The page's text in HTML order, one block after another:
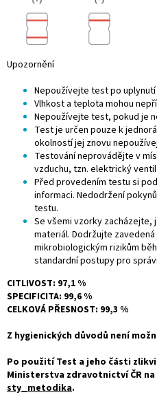
Upozornění
Nepoužívejte test po
Vlhkost a teplota mohou
Nepoužívejte test, pokud je
Test je určen pouze k
okolností jej znovu
Testování neprovádějte v
vzduchu, tzn. elektrický
Před provedením testu si
informaci. Nedodržení
testu.
Se všemi vzorky zacházejte,
materiál. Dodržujte
mikrobiologickým rizikům
standardní postupy pro
CITLIVOST: 97,1 %
SPECIFICITA: 99,6 %
CELKOVÁ PŘESNOST: 99,3 %
Z hygienických důvodů není
Po použití Test a jeho části
Ministerstva zdravotnictví ČR
sty_metodika.